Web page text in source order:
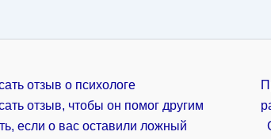
отзыв о психологе
отзыв, чтобы он помог другим
если о вас оставили ложный